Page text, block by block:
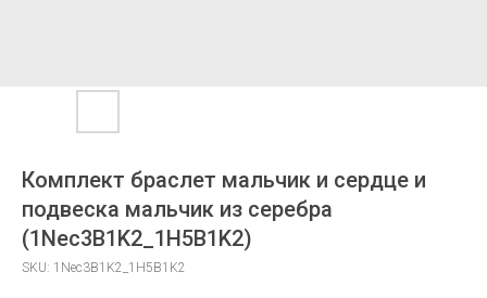
Комплект браслет мальчик и сердце и
подвеска мальчик из серебра
(1Nec3B1K2_1H5B1K2)
SKU: 1Nec3B1K2_1H5B1K2